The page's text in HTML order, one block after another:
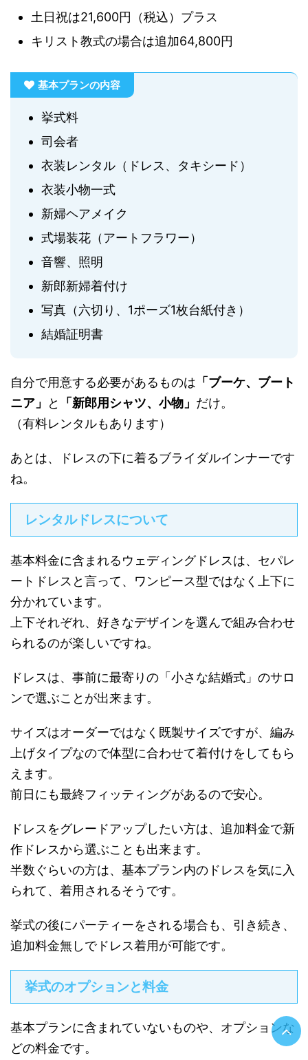
土日祝は21,600円（税込）プラス
キリスト教式の場合は追加64,800円
基本プランの内容
挙式料
司会者
衣装レンタル（ドレス、タキシード）
衣装小物一式
新婦ヘアメイク
式場装花（アートフラワー）
音響、照明
新郎新婦着付け
写真（六切り、1ポーズ1枚台紙付き）
結婚証明書
自分で用意する必要があるものは 「ブーケ、ブート
ニア」
と 「新郎用シャツ、小物」 だけ。
（有料レンタルもあります）
あとは、ドレスの下に着るブライダルインナーです
ね。
レンタルドレスについて
基本料金に含まれるウェディングドレスは、セパレ
ートドレスと言って、ワンピース型ではなく上下に
分かれています。
上下それぞれ、好きなデザインを選んで組み合わせ
られるのが楽しいですね。
ドレスは、事前に最寄りの「小さな結婚式」のサロ
ンで選ぶことが出来ます。
サイズはオーダーではなく既製サイズですが、編み
上げタイプなので体型に合わせて着付けをしてもら
えます。
前日にも最終フィッティングがあるので安心。
ドレスをグレードアップしたい方は、追加料金で新
作ドレスから選ぶことも出来ます。
半数ぐらいの方は、基本プラン内のドレスを気に入
られて、着用されるそうです。
挙式の後にパーティーをされる場合も、引き続き、
追加料金無しでドレス着用が可能です。
挙式のオプションと料金
基本プランに含まれていないものや、オプションな
どの料金です。